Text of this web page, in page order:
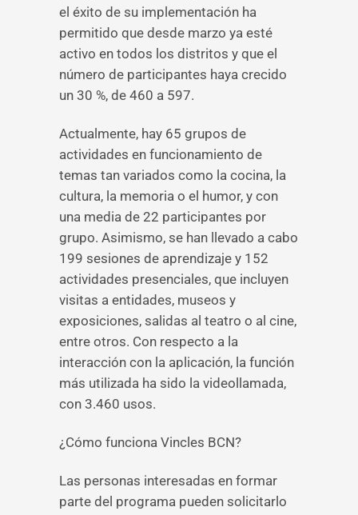
el éxito de su implementación ha
permitido que desde marzo ya esté
activo en todos los distritos y que el
número de participantes haya crecido
un 30 %, de 460 a 597.
Actualmente, hay 65 grupos de
actividades en funcionamiento de
temas tan variados como la cocina, la
cultura, la memoria o el humor, y con
una media de 22 participantes por
grupo. Asimismo, se han llevado a cabo
199 sesiones de aprendizaje y 152
actividades presenciales, que incluyen
visitas a entidades, museos y
exposiciones, salidas al teatro o al cine,
entre otros. Con respecto a la
interacción con la aplicación, la función
más utilizada ha sido la videollamada,
con 3.460 usos.
¿Cómo funciona Vincles BCN?
Las personas interesadas en formar
parte del programa pueden solicitarlo